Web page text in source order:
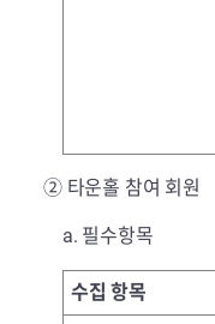
② 타운홀 참여 회원
a. 필수항목
수집 항목